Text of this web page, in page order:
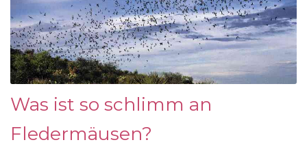
Was ist so schlimm an
Fledermäusen?